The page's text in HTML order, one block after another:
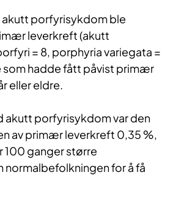
akutt porfyrisykdom ble
leverkreft (akutt
= 8, porphyria variegata =
som hadde fått påvist primær
eller eldre.
akutt porfyrisykdom var den
av primær leverkreft 0,35 %,
100 ganger større
normalbefolkningen for å få